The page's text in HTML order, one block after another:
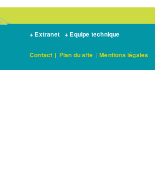
+ Extranet + Equipe technique
Contact | Plan du site | Mentions légales